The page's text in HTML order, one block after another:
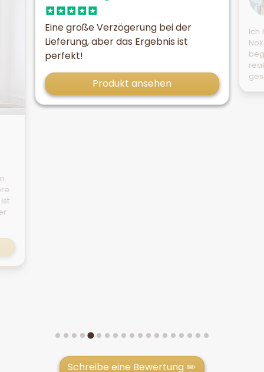
Eine große Verzögerung bei der
Lieferung, aber das Ergebnis ist
perfekt!
Produkt ansehen
Ich
Schreibe eine Bewertung ✏️